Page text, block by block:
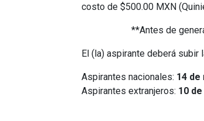
costo de $500.00 MXN
**Antes de
El (la) aspirante deberá
Aspirantes nacionales: 14 de
Aspirantes extranjeros: 10